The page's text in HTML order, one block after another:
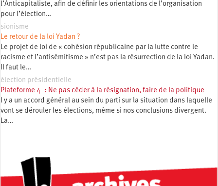
l’Anticapitaliste, afin de définir les orientations de l’organisation
pour l’élection…
sionisme
Le retour de la loi Yadan ?
Le projet de loi de « cohésion républicaine par la lutte contre le
racisme et l’antisémitisme » n’est pas la résurrection de la loi Yadan.
Il faut le…
élection présidentielle
Plateforme 4 : Ne pas céder à la résignation, faire de la politique
l y a un accord général au sein du parti sur la situation dans laquelle
vont se dérouler les élections, même si nos conclusions divergent.
La…